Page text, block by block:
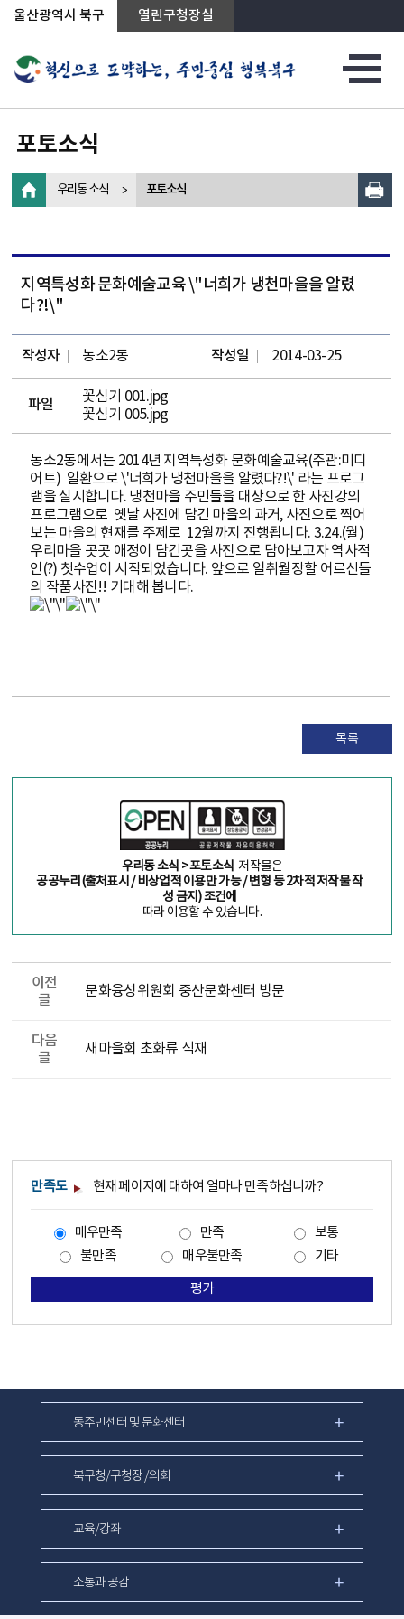
상단메뉴로 바로가기
전체메뉴로 바로가기
왼쪽메뉴로 바로가기
본문으로 바로가기
울산광역시 북구 열린구청장실
포토소식
우리동 소식 포토소식
지역특성화 문화예술교육 \"너희가 냉천마을을 알렸
다?!\"
작성자 농소2동 작성일 2014-03-25
파일
꽃심기 001.jpg
꽃심기 005.jpg
농소2동에서는 2014년 지역특성화 문화예술교육(주관:미디
어트) 일환으로 \'너희가 냉천마을을 알렸다?!\' 라는 프로그
램을 실시합니다. 냉천마을 주민들을 대상으로 한 사진강의
프로그램으로 옛날 사진에 담긴 마을의 과거, 사진으로 찍어
보는 마을의 현재를 주제로 12월까지 진행됩니다. 3.24.(월)
우리마을 곳곳 애정이 담긴곳을 사진으로 담아보고자 역사적
인(?) 첫수업이 시작되었습니다. 앞으로 일취월장할 어르신들
의 작품사진!! 기대해 봅니다.
목록
우리동 소식 > 포토소식 저작물은
공공누리(출처표시 / 비상업적 이용만 가능 / 변형 등 2차적 저작물 작
성 금지) 조건에
따라 이용할 수 있습니다.
이전
글
문화융성위원회 중산문화센터 방문
다음
글
새마을회 초화류 식재
만족도 현재 페이지에 대하여 얼마나 만족하십니까?
매우만족 만족
보통
불만족
매우불만족 기타
평가
동주민센터 및 문화센터
북구청/구청장 /의회
교육/강좌
소통과 공감